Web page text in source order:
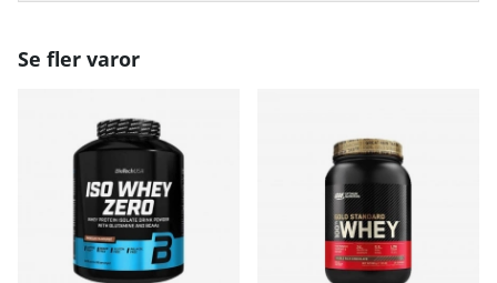
Se fler varor